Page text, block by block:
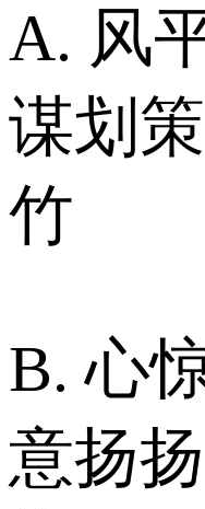
A. 风
谋划
竹
B. 心
意扬